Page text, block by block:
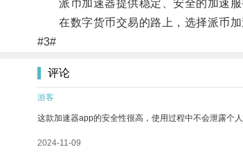
派币加速器提供稳定、安全的加速服
在数字货币交易的路上，选择派币加
#3#
评论
游客
这款加速器app的安全性很高，使用过程中不会泄露个
2024-11-09